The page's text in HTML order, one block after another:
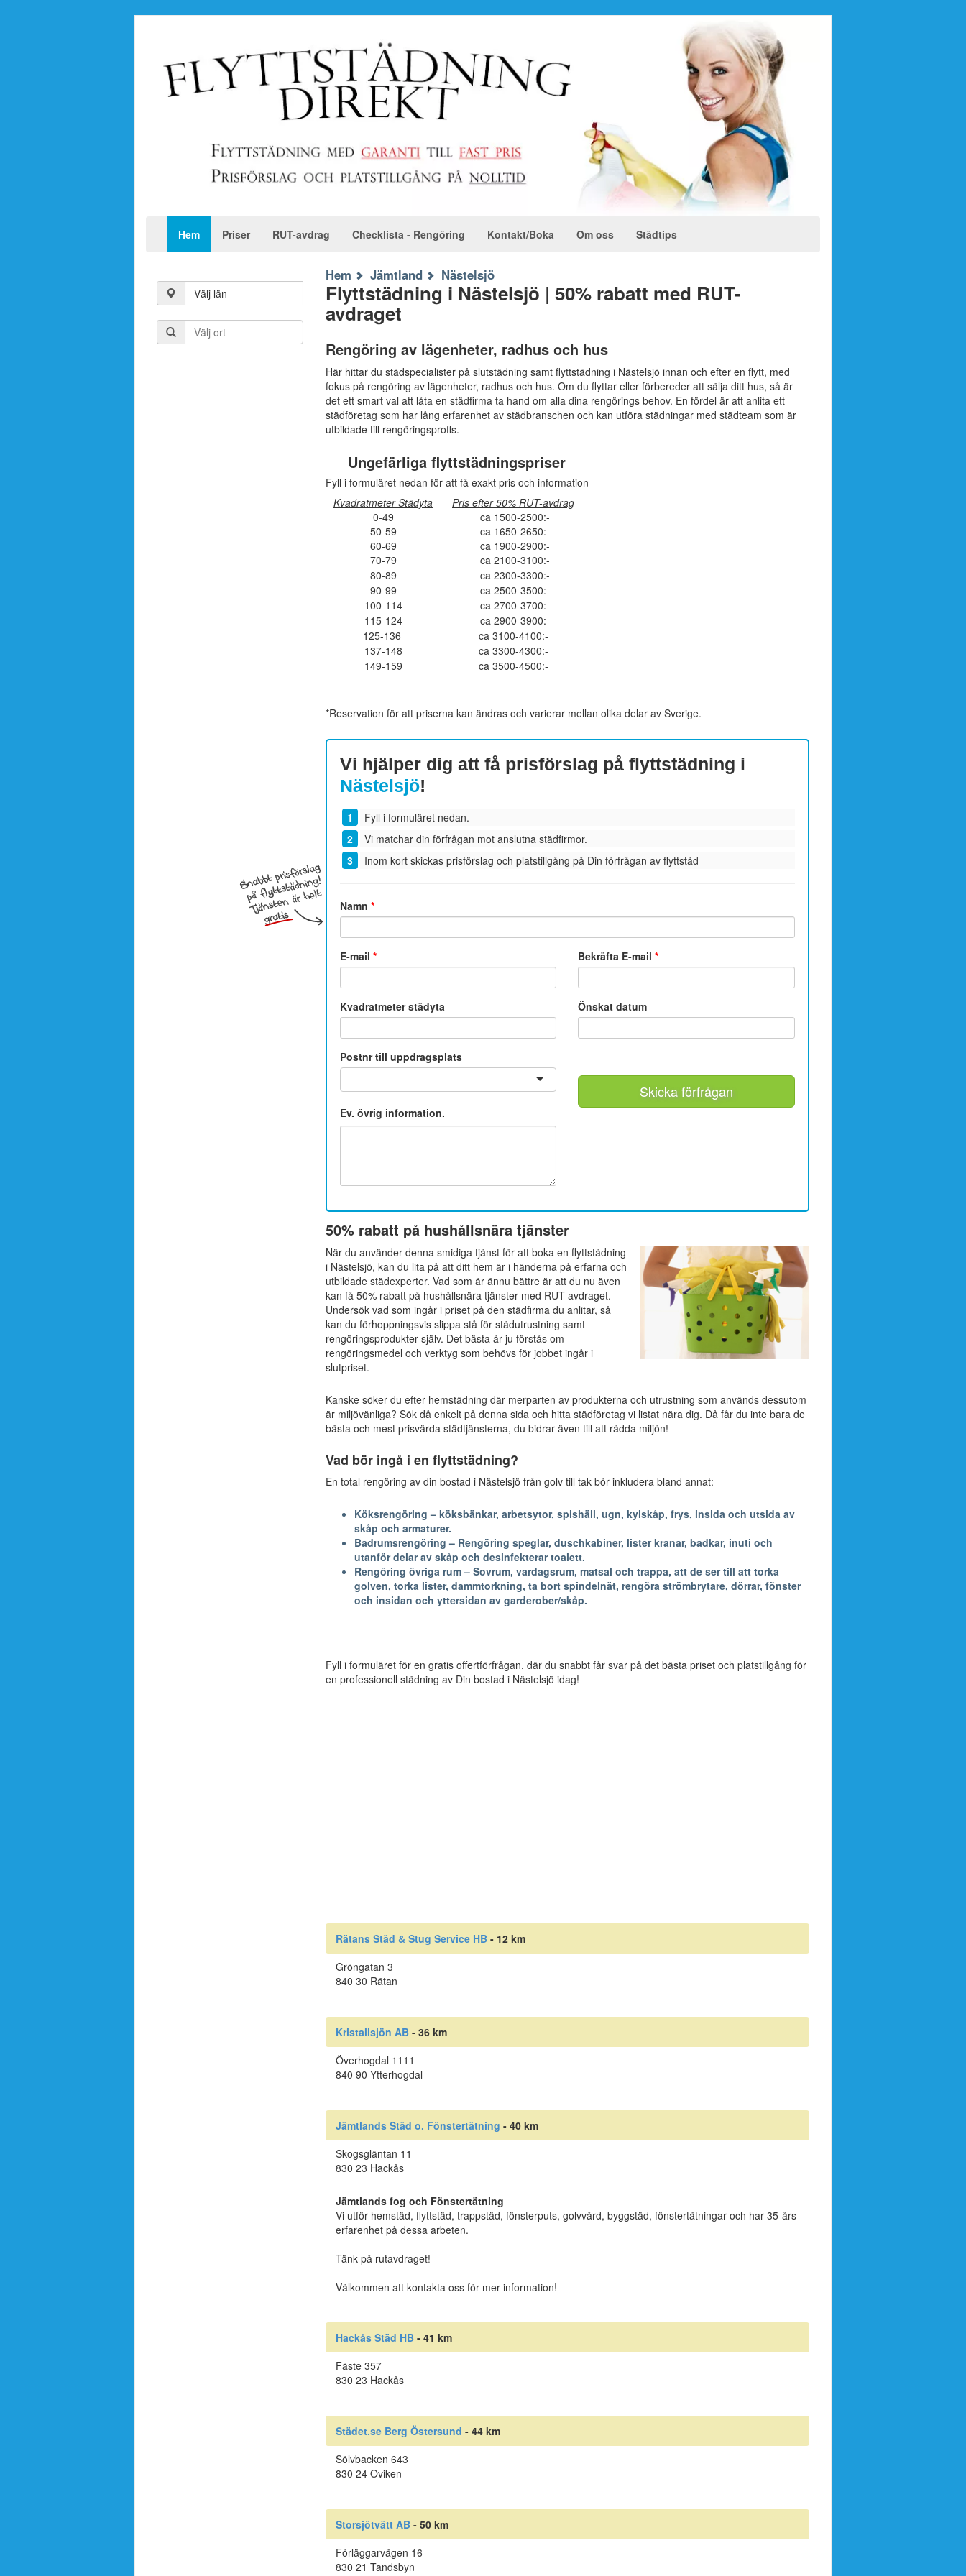
Hem Priser RUT-avdrag Checklista - Rengöring Kontakt/Boka Om oss Städtips
Välj län
Hem Jämtland Nästelsjö
Flyttstädning i Nästelsjö | 50% rabatt med RUT-
avdraget
Rengöring av lägenheter, radhus och hus
Här hittar du städspecialister på slutstädning samt flyttstädning i Nästelsjö innan och efter en flytt, med
fokus på rengöring av lägenheter, radhus och hus. Om du flyttar eller förbereder att sälja ditt hus, så är
det ett smart val att låta en städfirma ta hand om alla dina rengörings behov. En fördel är att anlita ett
städföretag som har lång erfarenhet av städbranschen och kan utföra städningar med städteam som är
utbildade till rengöringsproffs.
Ungefärliga flyttstädningspriser
Fyll i formuläret nedan för att få exakt pris och information
Kvadratmeter Städyta
Pris efter 50% RUT-avdrag
0-49
ca 1500-2500:-
50-59
ca 1650-2650:-
60-69
ca 1900-2900:-
70-79
ca 2100-3100:-
80-89
ca 2300-3300:-
90-99
ca 2500-3500:-
100-114
ca 2700-3700:-
115-124
ca 2900-3900:-
125-136
ca 3100-4100:-
137-148
ca 3300-4300:-
149-159
ca 3500-4500:-
*Reservation för att priserna kan ändras och varierar mellan olika delar av Sverige.
Vi hjälper dig att få prisförslag på flyttstädning i
Nästelsjö!
Fyll i formuläret nedan.
Vi matchar din förfrågan mot anslutna städfirmor.
Inom kort skickas prisförslag och platstillgång på Din förfrågan av flyttstäd
Namn *
E-mail * Bekräfta E-mail*
Kvadratmeter städyta Önskat datum
Postnr till uppdragsplats
Ev. övrig information.
Skicka förfrågan
50% rabatt på hushållsnära tjänster
När du använder denna smidiga tjänst för att boka en flyttstädning
i Nästelsjö, kan du lita på att ditt hem är i händerna på erfarna och
utbildade städexperter. Vad som är ännu bättre är att du nu även
kan få 50% rabatt på hushållsnära tjänster med RUT-avdraget.
Undersök vad som ingår i priset på den städfirma du anlitar, så
kan du förhoppningsvis slippa stå för städutrustning samt
rengöringsprodukter själv. Det bästa är ju förstås om
rengöringsmedel och verktyg som behövs för jobbet ingår i
slutpriset.
Kanske söker du efter hemstädning där merparten av produkterna och utrustning som används dessutom
är miljövänliga? Sök då enkelt på denna sida och hitta städföretag vi listat nära dig. Då får du inte bara de
bästa och mest prisvärda städtjänsterna, du bidrar även till att rädda miljön!
Vad bör ingå i en flyttstädning?
En total rengöring av din bostad i Nästelsjö från golv till tak bör inkludera bland annat:
Köksrengöring – köksbänkar, arbetsytor, spishäll, ugn, kylskåp, frys, insida och utsida av
skåp och armaturer.
Badrumsrengöring – Rengöring speglar, duschkabiner, lister kranar, badkar, inuti och
utanför delar av skåp och desinfekterar toalett.
Rengöring övriga rum – Sovrum, vardagsrum, matsal och trappa, att de ser till att torka
golven, torka lister, dammtorkning, ta bort spindelnät, rengöra strömbrytare, dörrar, fönster
och insidan och yttersidan av garderober/skåp.
Fyll i formuläret för en gratis offertförfrågan, där du snabbt får svar på det bästa priset och platstillgång för
en professionell städning av Din bostad i Nästelsjö idag!
Rätans Städ & Stug Service HB- 12 km
Gröngatan 3
840 30 Rätan
Kristallsjön AB- 36 km
Överhogdal 1111
840 90 Ytterhogdal
Jämtlands Städ o. Fönstertätning - 40 km
Skogsgläntan 11
830 23 Hackås
Jämtlands fog och Fönstertätning
Vi utför hemstäd, flyttstäd, trappstäd, fönsterputs, golvvård, byggstäd, fönstertätningar och har 35-års
erfarenhet på dessa arbeten.
Tänk på rutavdraget!
Välkommen att kontakta oss för mer information!
Hackås Städ HB- 41 km
Fäste 357
830 23 Hackås
Städet.se Berg Östersund - 44 km
Sölvbacken 643
830 24 Oviken
Storsjötvätt AB- 50 km
Förläggarvägen 16
830 21 Tandsbyn